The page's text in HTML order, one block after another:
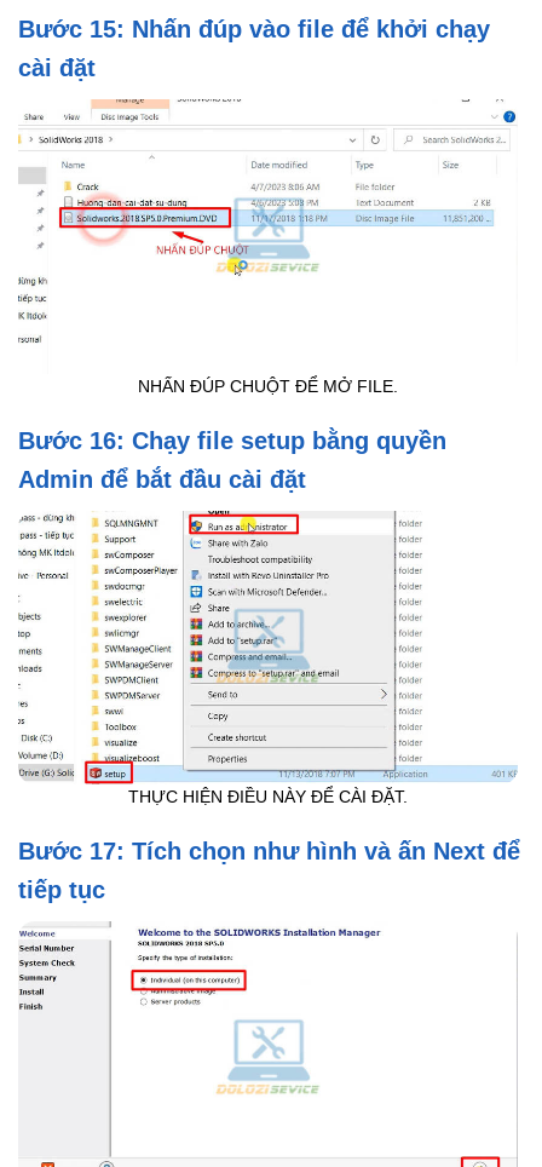
Bước 15: Nhấn đúp vào file để khởi chạy
cài đặt
NHẤN ĐÚP CHUỘT ĐỂ MỞ FILE.
Bước 16: Chạy file setup bằng quyền
Admin để bắt đầu cài đặt
THỰC HIỆN ĐIỀU NÀY ĐỂ CÀI ĐẶT.
Bước 17: Tích chọn như hình và ấn Next để
tiếp tục